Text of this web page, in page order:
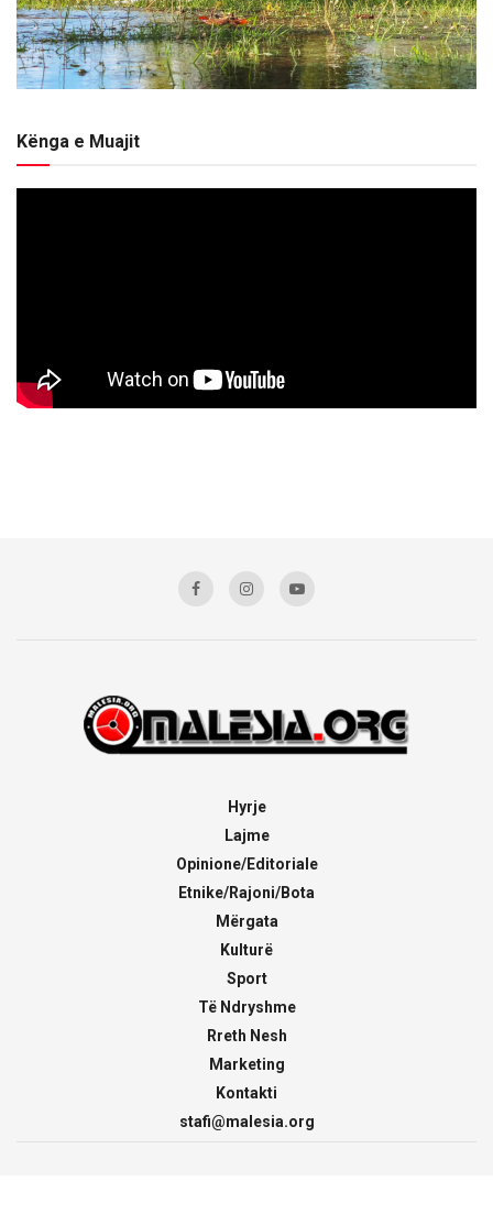
Kënga e Muajit
Hyrje
Lajme
Opinione/Editoriale
Etnike/Rajoni/Bota
Mërgata
Kulturë
Sport
Të Ndryshme
Rreth Nesh
Marketing
Kontakti
stafi@malesia.org